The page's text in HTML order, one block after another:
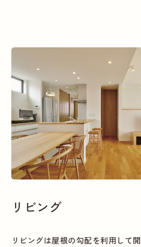
リビング
リビングは屋根の勾配を利用して